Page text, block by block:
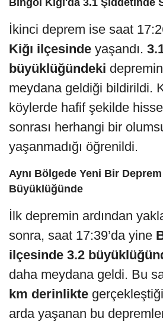
Bingöl Kiğı'da 3.1 Şiddetinde
İkinci deprem ise saat
Kiğı ilçesinde yaşandı.
büyüklüğündeki depremin
meydana geldiği bildirildi.
köylerde hafif şekilde
sonrası herhangi bir
yaşanmadığı öğrenildi.
Aynı Bölgede Yeni Bir
Büyüklüğünde
İlk depremin ardından
sonra, saat 17:39’da yine
ilçesinde 3.2
daha meydana geldi. Bu
km derinlikte
arda yaşanan bu